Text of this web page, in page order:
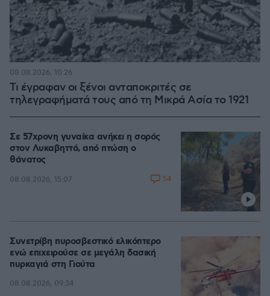
Τι έγραφαν οι ξένοι ανταποκριτές σε
τηλεγραφήματά τους από τη Μικρά Ασία το 1921
08.08.2026, 10:26
Σε 57χρονη γυναίκα ανήκει η σορός
στον Λυκαβηττό, από πτώση ο
θάνατος
08.08.2026, 15:07 54
Συνετρίβη πυροσβεστικό ελικόπτερο
ενώ επιχειρούσε σε μεγάλη δασική
πυρκαγιά στη Γιούτα
08.08.2026, 09:34